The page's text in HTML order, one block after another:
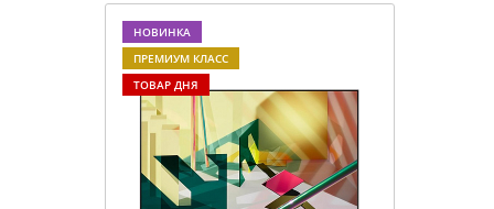
НОВИНКА
ПРЕМИУМ КЛАСС
ТОВАР ДНЯ